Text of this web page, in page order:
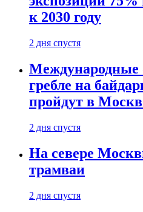
к 2030 году
2 дня спустя
Международные
гребле на
пройдут в
2 дня спустя
На севере
трамваи
2 дня спустя